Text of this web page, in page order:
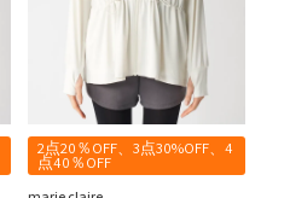
2点20％OFF、3点30%OFF、4
点40％OFF